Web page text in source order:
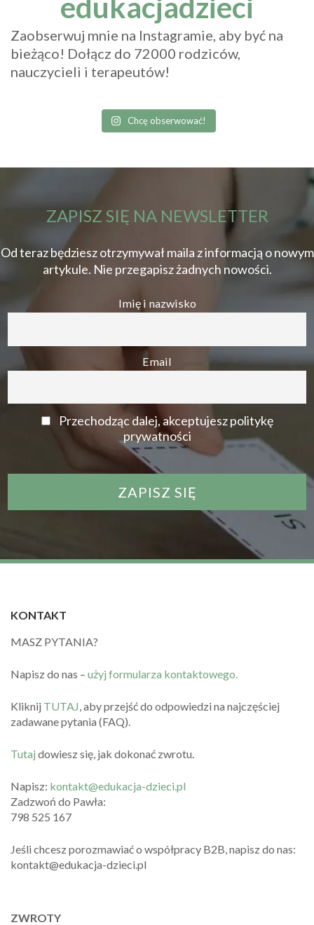
edukacjadzieci
Zaobserwuj mnie na Instagramie, aby być na
bieżąco! Dołącz do 72000 rodziców,
nauczycieli i terapeutów!
Chcę obserwować!
ZAPISZ SIĘ NA NEWSLETTER
Od teraz będziesz otrzymywał maila z informacją o nowym
artykule. Nie przegapisz żadnych nowości.
Imię i nazwisko
Email
Przechodząc dalej, akceptujesz politykę
prywatności
KONTAKT
MASZ PYTANIA?
Napisz do nas – użyj formularza kontaktowego.
Kliknij TUTAJ, aby przejść do odpowiedzi na najczęściej
zadawane pytania (FAQ).
Tutaj dowiesz się, jak dokonać zwrotu.
Napisz: kontakt@edukacja-dzieci.pl
Zadzwoń do Pawła:
798 525 167
Jeśli chcesz porozmawiać o współpracy B2B, napisz do nas:
kontakt@edukacja-dzieci.pl
ZWROTY